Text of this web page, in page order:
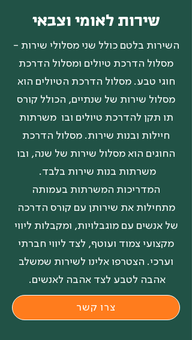
שירות לאומי וצבאי
השירות בלטם כולל שני מסלולי שירות -
מסלול הדרכת טיולים ומסלול הדרכת
חוגי טבע. מסלול הדרכת הטיולים הוא
מסלול שירות של שנתיים, הכולל קורס
תו תקן להדרכת טיולים ובו משרתות
חיילות ובנות שירות. מסלול הדרכת
החוגים הוא מסלול שירות של שנה, ובו
משרתות בנות שירות בלבד.
המדריכות המשרתות בעמותה
מתחילות את שירותן עם קורס הדרכה
של אנשים עם מוגבלויות, ומקבלות ליווי
מקצועי צמוד ועוטף, לצד ליווי חברתי
וערכי. הצטרפו אלינו לשירות שמשלב
אהבה לטבע לצד אהבה לאנשים.
צרו קשר